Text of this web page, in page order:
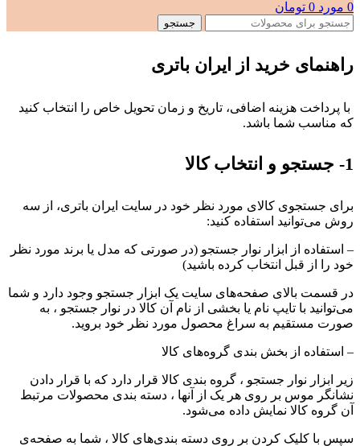
0 مورد 0 تومان
جستجو
راهنمای خرید از ایران باتری
با پرداخت هزینه اضافی، تاریخ و زمان تحویل خاص را انتخاب کنید
که مناسب شما باشد.
1- جستجو و انتخاب کالا
برای جستجوی کالای مورد نظر خود در سایت ایران باتری، از سه
روش می‏‌توانید استفاده کنید:
– استفاده از ابزار نوار جستجو (در صورتی که مدل یا برند مورد نظر
خود را از قبل انتخاب کرده باشید)
در قسمت بالای صفحه‌های سایت یک ابزار جستجو وجود دارد و شما
می‌‏توانید با تایپ نام یا بخشی از نام آن کالا در نوار جستجو ، به
صورت مستقیم به سراغ محصول مورد نظر خود بروید.
– استفاده از بخش بندی گروه‌های کالا
زیر ابزار نوار جستجو ، گروه بندی کالا قرار دارد که با قرار دادن
نشان‏گر موس بر روی هر یک از آنها ، دسته بندی محصولات مرتبط
آن گروه کالا نمایش داده می‌‏‏شود.
سپس با کلیک کردن بر روی دسته بندی‏‏‌های کالا ، شما به صفحه‌ی